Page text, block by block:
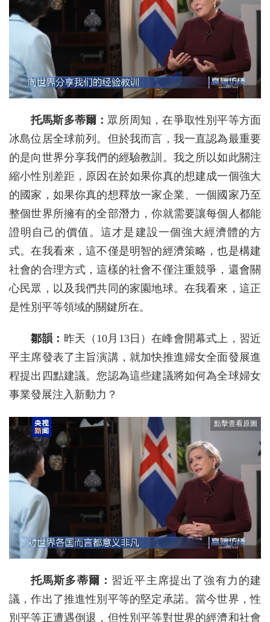
托馬斯多蒂爾： 眾所周知，在爭取性別平等方面
冰島位居全球前列。但於我而言，我一直認為最重要
的是向世界分享我們的經驗教訓。我之所以如此關注
縮小性別差距，原因在於如果你真的想建成一個強大
的國家，如果你真的想釋放一家企業、一個國家乃至
整個世界所擁有的全部潛力，你就需要讓每個人都能
證明自己的價值。這才是建設一個強大經濟體的方
式。在我看來，這不僅是明智的經濟策略，也是構建
社會的合理方式，這樣的社會不僅注重競爭，還會關
心民眾，以及我們共同的家園地球。在我看來，這正
是性別平等領域的關鍵所在。
鄒韻： 昨天（10月13日）在峰會開幕式上，習近
平主席發表了主旨演講，就加快推進婦女全面發展進
程提出四點建議。您認為這些建議將如何為全球婦女
事業發展注入新動力？
托馬斯多蒂爾： 習近平主席提出了強有力的建
議，作出了推進性別平等的堅定承諾。當今世界，性
別平等正遭遇倒退，但性別平等對世界的經濟和社會